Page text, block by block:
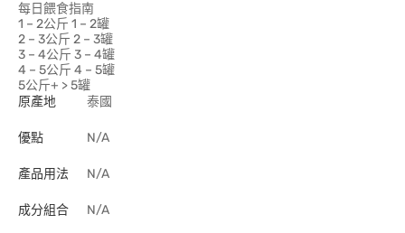
每日餵食指南
1 – 2公斤 1 – 2罐
2 – 3公斤 2 – 3罐
3 – 4公斤 3 – 4罐
4 – 5公斤 4 – 5罐
5公斤+ > 5罐
原產地
泰國
優點 N/A
產品用法 N/A
成分組合 N/A